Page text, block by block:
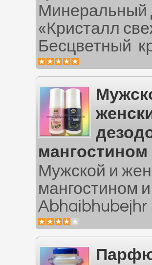
Минеральный
«Кристалл
Бесцветный
мангостином
Мужской и
мангостином
Abhaibhubejhr